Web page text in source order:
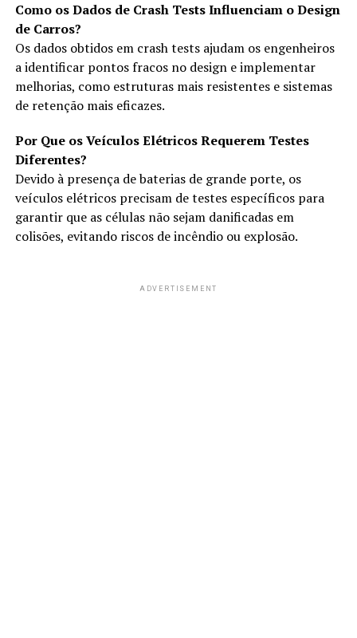
Como os Dados de Crash Tests Influenciam o Design
de Carros?
Os dados obtidos em crash tests ajudam os engenheiros
a identificar pontos fracos no design e implementar
melhorias, como estruturas mais resistentes e sistemas
de retenção mais eficazes.
Por Que os Veículos Elétricos Requerem Testes
Diferentes?
Devido à presença de baterias de grande porte, os
veículos elétricos precisam de testes específicos para
garantir que as células não sejam danificadas em
colisões, evitando riscos de incêndio ou explosão.
ADVERTISEMENT